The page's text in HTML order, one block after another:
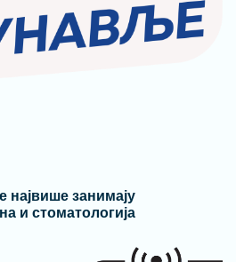
највише занимају
и стоматологија